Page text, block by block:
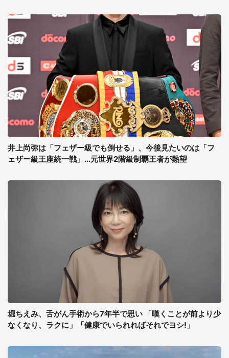
井上尚弥は「フェザー級でも倒せる」、今後見たいのは「フ
ェザー級王座統一戦」...元世界2階級制覇王者が熱望
堀ちえみ、舌がん手術から7年半で思い 「嘆くことが前より少
なくなり、ラクに」「健康でいられればそれでヨシ!」